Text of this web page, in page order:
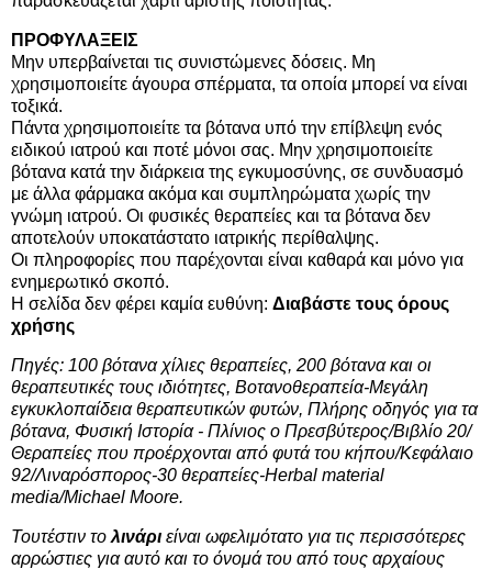
ΠΡΟΦΥΛΑΞΕΙΣ
Μην υπερβαίνεται τις συνιστώμενες δόσεις. Μη
χρησιμοποιείτε άγουρα σπέρματα, τα οποία μπορεί να είναι
τοξικά.
Πάντα χρησιμοποιείτε τα βότανα υπό την επίβλεψη ενός
ειδικού ιατρού και ποτέ μόνοι σας. Μην χρησιμοποιείτε
βότανα κατά την διάρκεια της εγκυμοσύνης, σε συνδυασμό
με άλλα φάρμακα ακόμα και συμπληρώματα χωρίς την
γνώμη ιατρού. Οι φυσικές θεραπείες και τα βότανα δεν
αποτελούν υποκατάστατο ιατρικής περίθαλψης.
Οι πληροφορίες που παρέχονται είναι καθαρά και μόνο για
ενημερωτικό σκοπό.
Η σελίδα δεν φέρει καμία ευθύνη: Διαβάστε τους όρους
χρήσης
Πηγές: 100 βότανα χίλιες θεραπείες, 200 βότανα και οι
θεραπευτικές τους ιδιότητες, Βοτανοθεραπεία-Μεγάλη
εγκυκλοπαίδεια θεραπευτικών φυτών, Πλήρης οδηγός για τα
βότανα, Φυσική Ιστορία - Πλίνιος ο Πρεσβύτερος/Βιβλίο 20/
Θεραπείες που προέρχονται από φυτά του κήπου/Κεφάλαιο
92/Λιναρόσπορος-30 θεραπείες-Herbal material
media/Michael Moore.
Τουτέστιν το λινάρι είναι ωφελιμότατο για τις περισσότερες
αρρώστιες για αυτό και το όνομά του από τους αρχαίους